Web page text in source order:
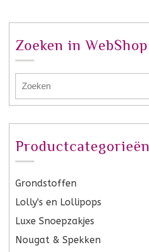
Zoeken in WebShop
Productcategorieën
Grondstoffen
Lolly's en Lollipops
Luxe Snoepzakjes
Nougat & Spekken